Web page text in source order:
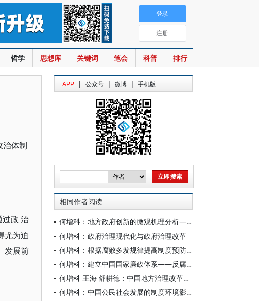
哲学 思想库 关键词 笔会 科普 排行
登录
注册
治体制
过政 治
尤为迫
发展前
APP | 公众号 | 微博 | 手机版
相同作者阅读
何增科：地方政府创新的微观机理分析——浙江省“最多跑一次”改革案例研究
何增科：政府治理现代化与政府治理改革
何增科：根据腐败多发规律提高制度预防质量
何增科：建立中国国家廉政体系——反腐倡廉体系
何增科 王海 舒耕德：中国地方治理改革、政治参与和政治合法性初探
何增科：中国公民社会发展的制度环境影响评估